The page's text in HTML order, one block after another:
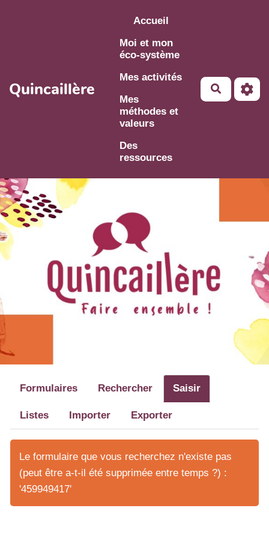
Aller au contenu principal
Quincaillère
Accueil
Moi et mon
éco-système
Mes activités
Mes
méthodes et
valeurs
Des
ressources
Formulaires Rechercher Saisir
Listes Importer Exporter
Le formulaire que vous recherchez n'existe pas
(peut être a-t-il été supprimée entre temps ?) :
'459949417'